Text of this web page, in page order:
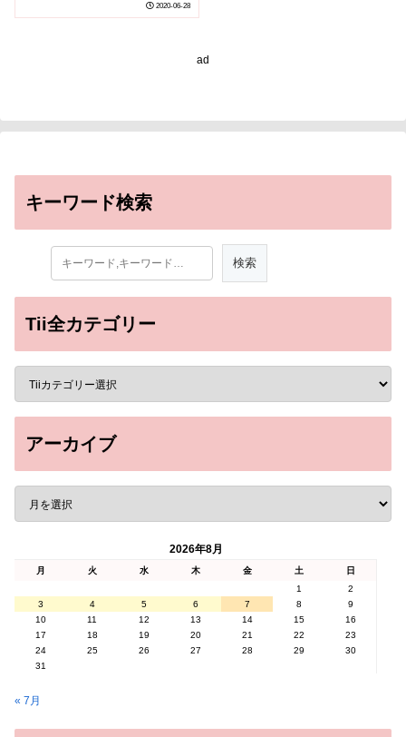
2020-06-28
ad
キーワード検索
Tii全カテゴリー
アーカイブ
2026年8月
月 火 水 木 金 土
日
1
2
3
4 5 6 7 8
9
10
11 12 13 14 15
16
17
18 19 20 21 22
23
24
25 26 27 28 29
30
31
« 7月